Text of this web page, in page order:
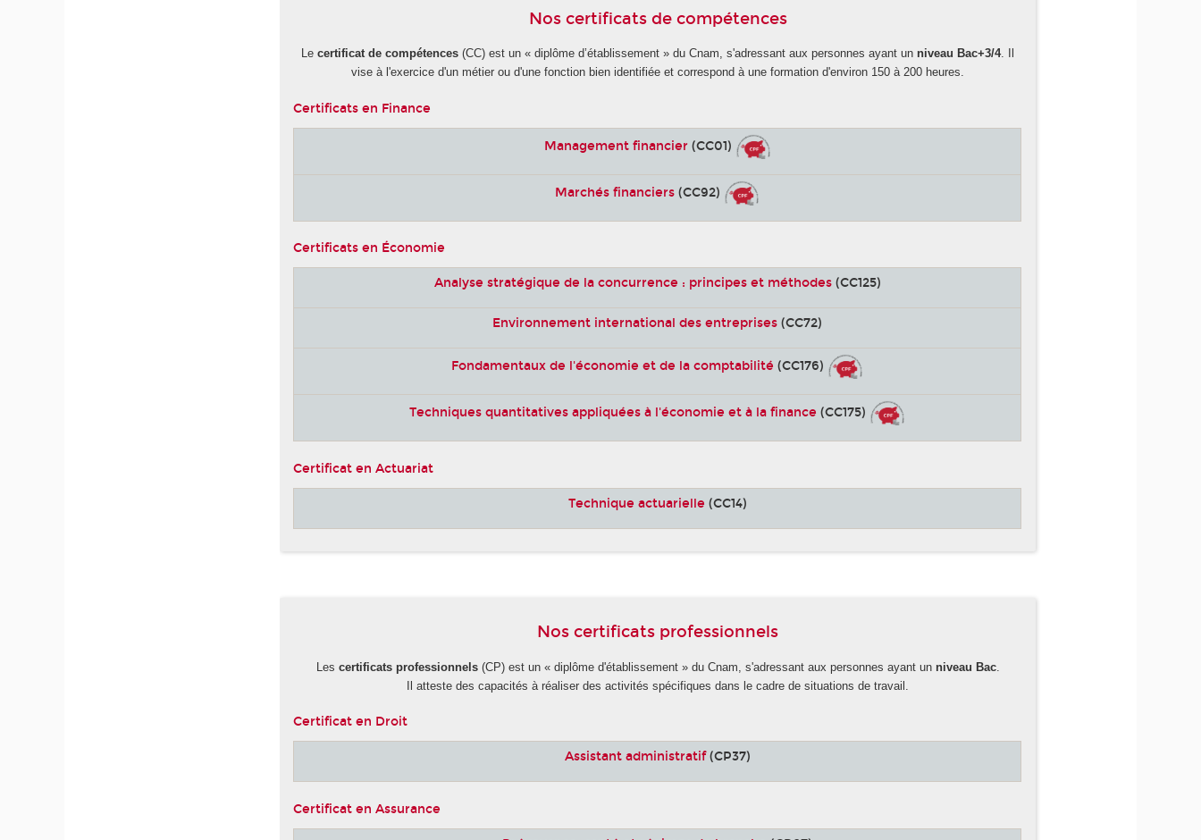
Nos certificats de compétences
Lecertificat de compétences (CC) est un « diplôme d’établissement » du Cnam, s'adressant aux personnes ayant un niveau Bac+3/4. Il
vise à l'exercice d'un métier ou d'une fonction bien identifiée et correspond à une formation d'environ 150 à 200 heures.
Certificats en Finance
Management financier(CC01)
Marchés financiers (CC92)
Certificats en Économie
Analyse stratégique de la concurrence : principes et méthodes(CC125)
Environnement international des entreprises (CC72)
Fondamentaux de l'économie et de la comptabilité (CC176)
Techniques quantitatives appliquées à l'économie et à la finance (CC175)
Certificat en Actuariat
Technique actuarielle (CC14)
Nos certificats professionnels
Les certificats professionnels(CP) est un « diplôme d'établissement » du Cnam, s'adressant aux personnes ayant un niveau Bac.
Il atteste des capacités à réaliser des activités spécifiques dans le cadre de situations de travail.
Certificat en Droit
Assistant administratif(CP37)
Certificat en Assurance